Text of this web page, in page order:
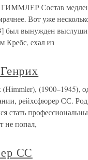
Состав
Вот уже
был вынужден
Кребс, ехал из
(1900–1945),
рейхсфюрер СС.
стать
не попал,
СС